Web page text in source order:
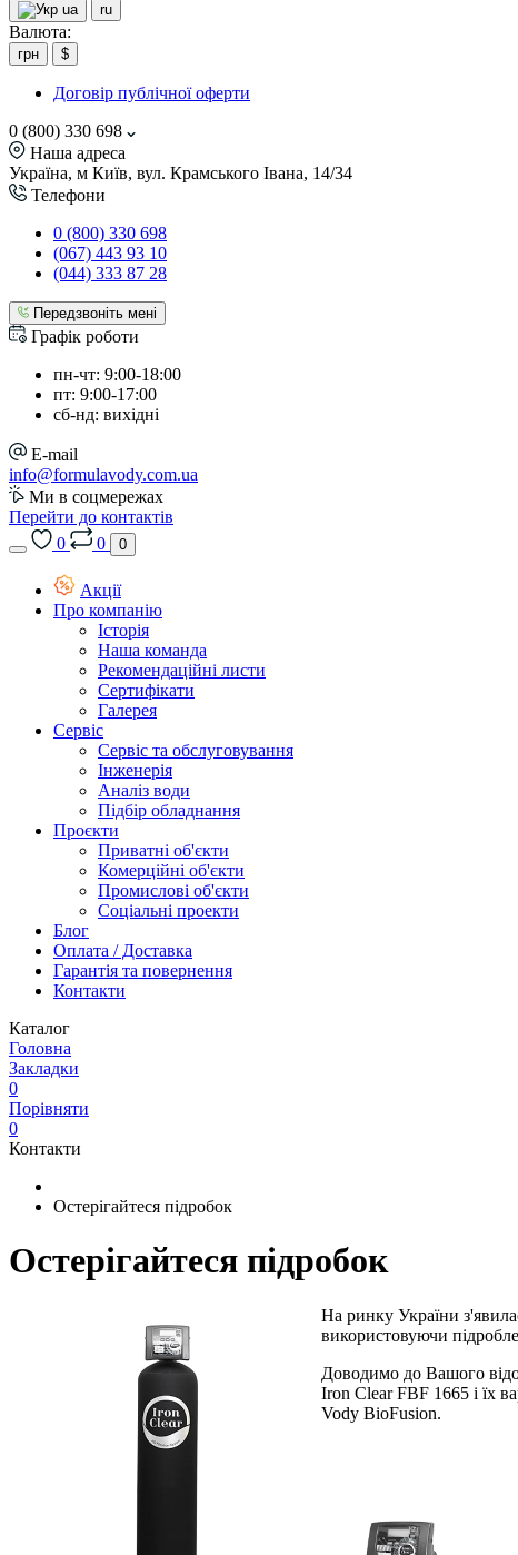
ua ru
Валюта:
грн $
Договір публічної оферти
0 (800) 330 698
Наша адреса
Україна, м Київ, вул. Крамського Івана, 14/34
Телефони
0 (800) 330 698
(067) 443 93 10
(044) 333 87 28
Передзвоніть мені
Графік роботи
пн-чт: 9:00-18:00
пт: 9:00-17:00
сб-нд: вихідні
E-mail
info@formulavody.com.ua
Ми в соцмережах
Перейти до контактів
0
0 0
Акції
Про компанію
Історія
Наша команда
Рекомендаційні листи
Сертифікати
Галерея
Сервіс
Сервіс та обслуговування
Інженерія
Аналіз води
Підбір обладнання
Проєкти
Приватні об'єкти
Комерційні об'єкти
Промислові об'єкти
Соціальні проекти
Блог
Оплата / Доставка
Гарантія та повернення
Контакти
Каталог
Головна
Закладки
0
Порівняти
0
Контакти
Остерігайтеся підробок
Остерігайтеся підробок
На ринку України
використовуючи
Доводимо до Вашого
Iron Clear FBF 1665 і їх
Vody BioFusion.